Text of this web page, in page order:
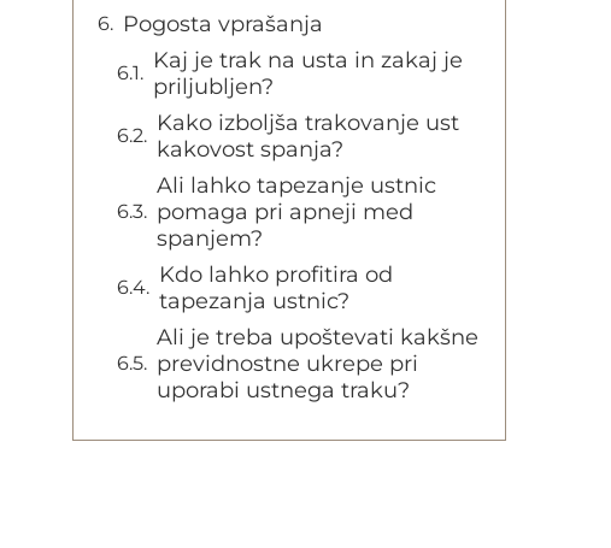
Pogosta vprašanja
Kaj je trak na usta in zakaj je
priljubljen?
Kako izboljša trakovanje ust
kakovost spanja?
Ali lahko tapezanje ustnic
pomaga pri apneji med
spanjem?
Kdo lahko profitira od
tapezanja ustnic?
Ali je treba upoštevati kakšne
previdnostne ukrepe pri
uporabi ustnega traku?